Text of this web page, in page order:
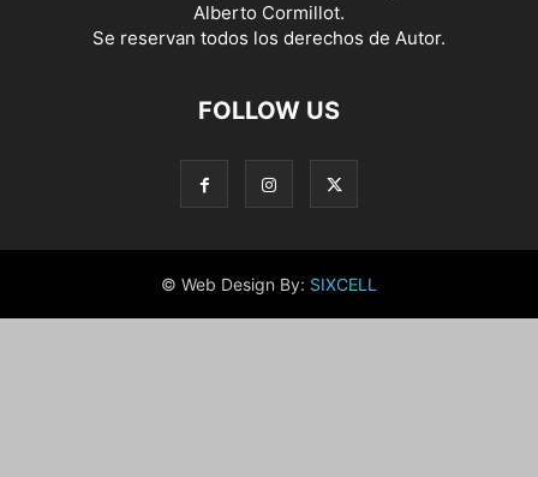
Alberto Cormillot.
Se reservan todos los derechos de Autor.
FOLLOW US
© Web Design By: SIXCELL